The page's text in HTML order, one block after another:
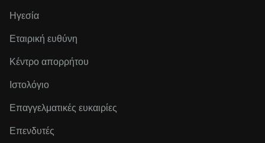
Ηγεσία
Εταιρική ευθύνη
Κέντρο απορρήτου
Ιστολόγιο
Επαγγελματικές ευκαιρίες
Επενδυτές